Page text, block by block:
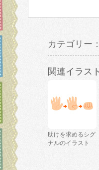
カテゴリー：
関連イラスト
助けを求めるシグ
ナルのイラスト